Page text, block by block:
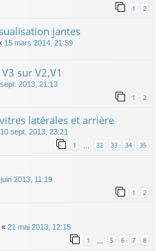
1 2
jantes
15 mars 2014, 21:59
sur V2,V1
sept. 2013, 21:13
1 2
latérales et arrière
10 sept. 2013, 23:21
1 32 33 34 35
2013, 11:19
1 2
« 21 mai 2013, 12:15
1 5 6 7 8